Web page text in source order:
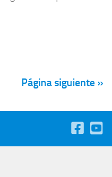
Página siguiente »